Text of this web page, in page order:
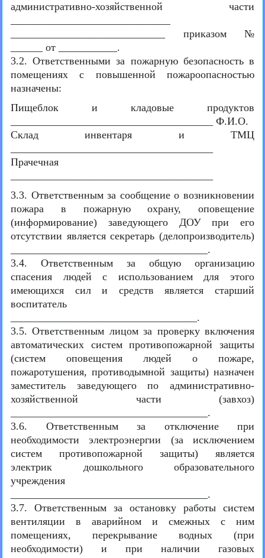
административно-хозяйственной части
_____________________________ приказом №
______ от ___________.
3.2. Ответственными за пожарную безопасность в
помещениях с повышенной пожароопасностью
назначены:
Пищеблок и кладовые продуктов
______________________________________ Ф.И.О.
Склад инвентаря и ТМЦ
Прачечная
3.3. Ответственным за сообщение о возникновении
пожара в пожарную охрану, оповещение
(информирование) заведующего ДОУ при его
отсутствии является секретарь (делопроизводитель)
_____________________________________.
3.4. Ответственным за общую организацию
спасения людей с использованием для этого
имеющихся сил и средств является старший
воспитатель
___________________________________.
3.5. Ответственным лицом за проверку включения
автоматических систем противопожарной защиты
(систем оповещения людей о пожаре,
пожаротушения, противодымной защиты) назначен
заместитель заведующего по административно-
хозяйственной части (завхоз)
_____________________________________.
3.6. Ответственным за отключение при
необходимости электроэнергии (за исключением
систем противопожарной защиты) является
электрик дошкольного образовательного
учреждения
_____________________________________.
3.7. Ответственным за остановку работы систем
вентиляции в аварийном и смежных с ним
помещениях, перекрывание водных (при
необходимости) и при наличии газовых